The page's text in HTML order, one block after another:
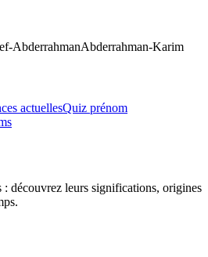
AbderrahmanAbderrahman-Karim
actuellesQuiz prénom
: découvrez leurs significations, origines